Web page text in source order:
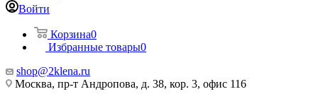
Войти
Корзина0
Избранные товары0
shop@2klena.ru
Москва, пр-т Андропова, д. 38, кор. 3, офис 116